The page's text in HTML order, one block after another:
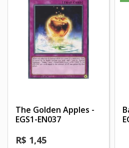
The Golden Apples -
EGS1-EN037
R$ 1,45